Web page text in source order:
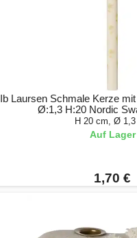
Ib Laursen Schmale Kerze
Ø:1,3 H:20 Nordic
H 20 cm, Ø
Auf Lager
1,70 €